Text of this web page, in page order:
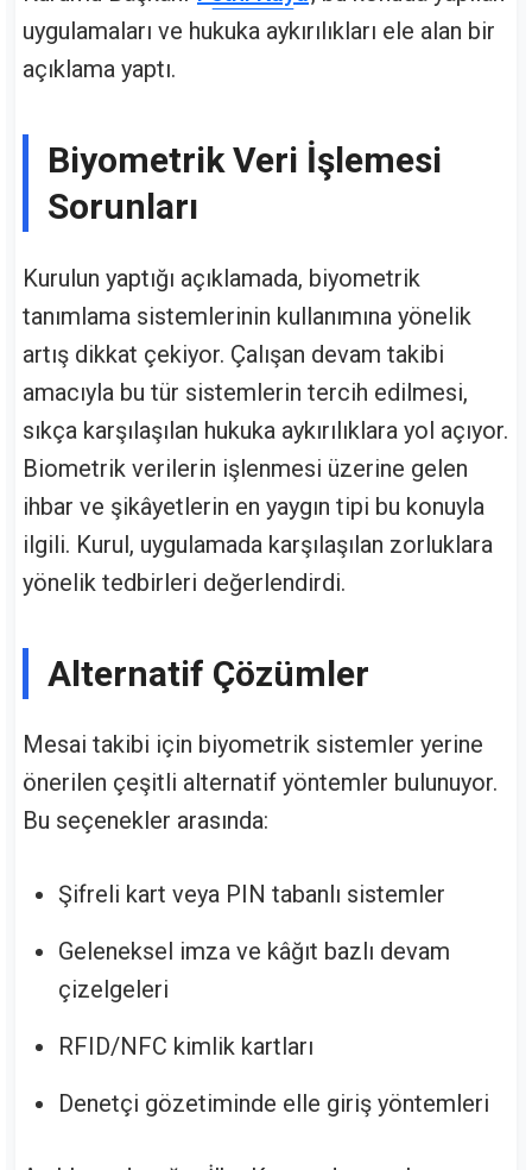
uygulamaları ve hukuka aykırılıkları ele alan bir
açıklama yaptı.
Biyometrik Veri İşlemesi
Sorunları
Kurulun yaptığı açıklamada, biyometrik
tanımlama sistemlerinin kullanımına yönelik
artış dikkat çekiyor. Çalışan devam takibi
amacıyla bu tür sistemlerin tercih edilmesi,
sıkça karşılaşılan hukuka aykırılıklara yol açıyor.
Biometrik verilerin işlenmesi üzerine gelen
ihbar ve şikâyetlerin en yaygın tipi bu konuyla
ilgili. Kurul, uygulamada karşılaşılan zorluklara
yönelik tedbirleri değerlendirdi.
Alternatif Çözümler
Mesai takibi için biyometrik sistemler yerine
önerilen çeşitli alternatif yöntemler bulunuyor.
Bu seçenekler arasında:
Şifreli kart veya PIN tabanlı sistemler
Geleneksel imza ve kâğıt bazlı devam
çizelgeleri
RFID/NFC kimlik kartları
Denetçi gözetiminde elle giriş yöntemleri